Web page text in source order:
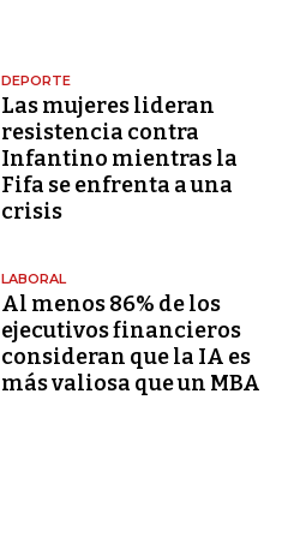
DEPORTE
Las mujeres lideran
resistencia contra
Infantino mientras la
Fifa se enfrenta a una
crisis
LABORAL
Al menos 86% de los
ejecutivos financieros
consideran que la IA es
más valiosa que un MBA